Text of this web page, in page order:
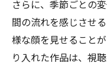
さらに、季節ごとの
間の流れを感じさせ
様な顔を見せること
り入れた作品は、視